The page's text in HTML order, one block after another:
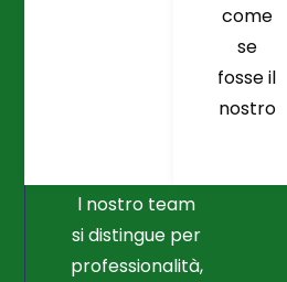
come
se
fosse il
nostro
l nostro team
si distingue per
professionalità,